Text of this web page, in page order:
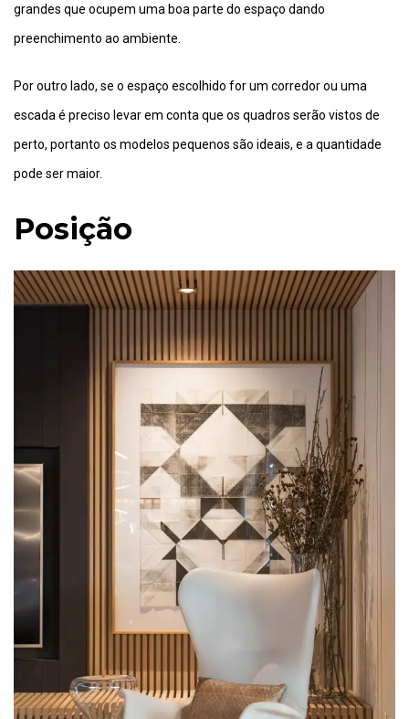
grandes que ocupem uma boa parte do espaço dando
preenchimento ao ambiente.
Por outro lado, se o espaço escolhido for um corredor ou uma
escada é preciso levar em conta que os quadros serão vistos de
perto, portanto os modelos pequenos são ideais, e a quantidade
pode ser maior.
Posição